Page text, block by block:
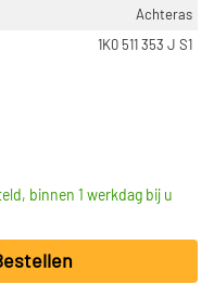
Achteras
1K0 511 353 J S1
binnen 1 werkdag bij u